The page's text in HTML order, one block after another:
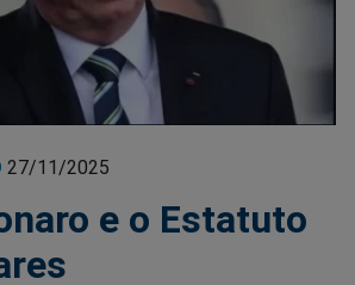
27/11/2025
e o Estatuto